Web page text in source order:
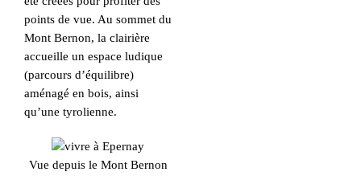
points de vue. Au sommet du
Mont Bernon, la clairière
accueille un espace ludique
(parcours d’équilibre)
aménagé en bois, ainsi
qu’une tyrolienne.
Vue depuis le Mont Bernon